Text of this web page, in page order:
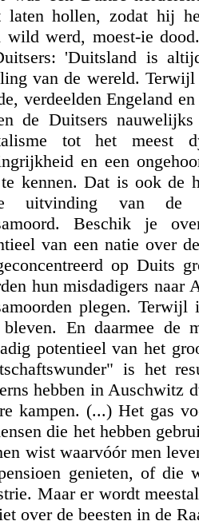
laten hollen, zodat hij
wild werd, moest-ie
'Duitsland is
van de wereld.
verdeelden Engeland
de Duitsers
tot het meest
en een
kennen. Dat is ook de
uitvinding van de
Beschik je
van een natie over
op Duits
hun misdadigers naar
plegen.
En daarmee de
potentieel van het
is het
hebben in Auschwitz
kampen. (...) Het gas
die het hebben
wist waarvóór men
genieten, of die
Maar er wordt
over de beesten in de